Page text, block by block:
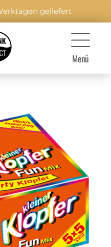
geliefert
Menü